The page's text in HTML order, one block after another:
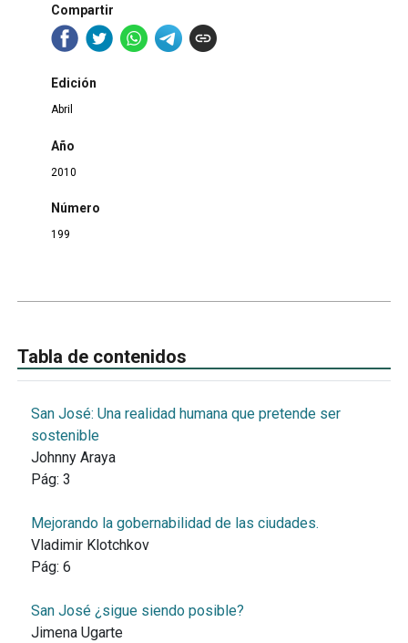
Compartir
Edición
Abril
Año
2010
Número
199
Tabla de contenidos
San José: Una realidad humana que pretende ser
sostenible
Johnny Araya
Pág: 3
Mejorando la gobernabilidad de las ciudades.
Vladimir Klotchkov
Pág: 6
San José ¿sigue siendo posible?
Jimena Ugarte